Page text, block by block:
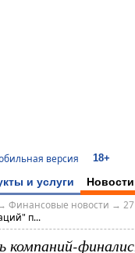
версия 18+
и услуги Новости
Финансовые новости →
п...
компаний-